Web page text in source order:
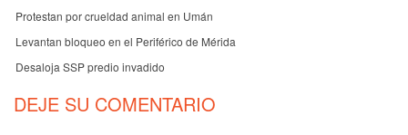
Protestan por crueldad animal en Umán
Levantan bloqueo en el Periférico de Mérida
Desaloja SSP predio invadido
DEJE SU COMENTARIO